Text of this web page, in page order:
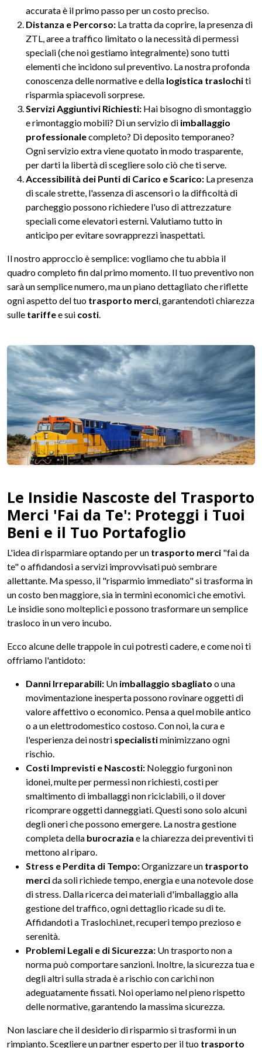
accurata è il primo passo per un costo preciso.
Distanza e Percorso: La tratta da coprire, la presenza di
ZTL, aree a traffico limitato o la necessità di permessi
speciali (che noi gestiamo integralmente) sono tutti
elementi che incidono sul preventivo. La nostra profonda
conoscenza delle normative e della logistica traslochiti
risparmia spiacevoli sorprese.
Servizi Aggiuntivi Richiesti: Hai bisogno di smontaggio
e rimontaggio mobili? Di un servizio di imballaggio
professionalecompleto? Di deposito temporaneo?
Ogni servizio extra viene quotato in modo trasparente,
per darti la libertà di scegliere solo ciò che ti serve.
Accessibilità dei Punti di Carico e Scarico: La presenza
di scale strette, l'assenza di ascensori o la difficoltà di
parcheggio possono richiedere l'uso di attrezzature
speciali come elevatori esterni. Valutiamo tutto in
anticipo per evitare sovrapprezzi inaspettati.
Il nostro approccio è semplice: vogliamo che tu abbia il
quadro completo fin dal primo momento. Il tuo preventivo non
sarà un semplice numero, ma un piano dettagliato che riflette
ogni aspetto del tuo trasporto merci , garantendoti chiarezza
sulle tariffee sui costi
Le Insidie Nascoste del Trasporto
Merci 'Fai da Te': Proteggi i Tuoi
Beni e il Tuo Portafoglio
L'idea di risparmiare optando per un trasporto merci "fai da
te" o affidandosi a servizi improvvisati può sembrare
allettante. Ma spesso, il "risparmio immediato" si trasforma in
un costo ben maggiore, sia in termini economici che emotivi.
Le insidie sono molteplici e possono trasformare un semplice
trasloco in un vero incubo.
Ecco alcune delle trappole in cui potresti cadere, e come noi ti
offriamo l'antidoto:
Danni Irreparabili: Un imballaggio sbagliato o una
movimentazione inesperta possono rovinare oggetti di
valore affettivo o economico. Pensa a quel mobile antico
o a un elettrodomestico costoso. Con noi, la cura e
l'esperienza dei nostri specialistiminimizzano ogni
rischio.
Costi Imprevisti e Nascosti: Noleggio furgoni non
idonei, multe per permessi non richiesti, costi per
smaltimento di imballaggi non riciclabili, o il dover
ricomprare oggetti danneggiati. Questi sono solo alcuni
degli oneri che possono emergere. La nostra gestione
completa della burocrazia e la chiarezza dei preventivi ti
mettono al riparo.
Stress e Perdita di Tempo:Organizzare un trasporto
mercida soli richiede tempo, energia e una notevole dose
di stress. Dalla ricerca dei materiali d'imballaggio alla
gestione del traffico, ogni dettaglio ricade su di te.
Affidandoti a Traslochi.net, recuperi tempo prezioso e
serenità.
Problemi Legali e di Sicurezza: Un trasporto non a
norma può comportare sanzioni. Inoltre, la sicurezza tua e
degli altri sulla strada è a rischio con carichi non
adeguatamente fissati. Noi operiamo nel pieno rispetto
delle normative, garantendo la massima sicurezza.
Non lasciare che il desiderio di risparmio si trasformi in un
rimpianto. Scegliere un partner esperto per il tuo trasporto